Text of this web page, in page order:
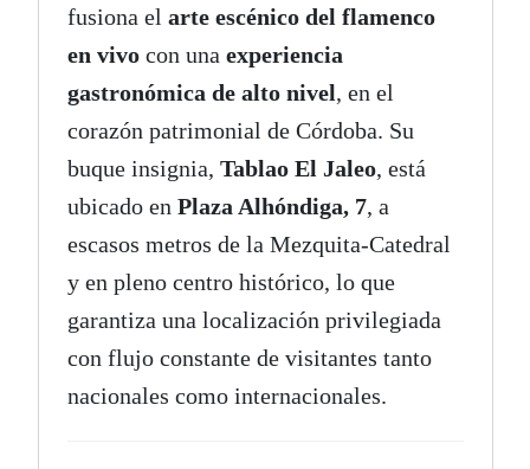
fusiona el arte escénico del flamenco
en vivocon una experiencia
gastronómica de alto nivel, en el
corazón patrimonial de Córdoba. Su
buque insignia, Tablao El Jaleo, está
ubicado en Plaza Alhóndiga, 7, a
escasos metros de la Mezquita-Catedral
y en pleno centro histórico, lo que
garantiza una localización privilegiada
con flujo constante de visitantes tanto
nacionales como internacionales.